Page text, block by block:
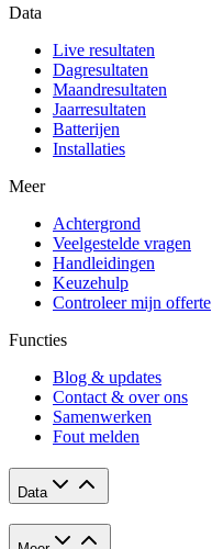
Data
Live resultaten
Dagresultaten
Maandresultaten
Jaarresultaten
Batterijen
Installaties
Meer
Achtergrond
Veelgestelde vragen
Handleidingen
Keuzehulp
Controleer mijn offerte
Functies
Blog & updates
Contact & over ons
Samenwerken
Fout melden
Data